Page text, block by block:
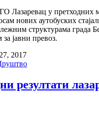
Лазаревац у претходних
нових аутобуских
структурама града
за јавни превоз.
2017
резултати